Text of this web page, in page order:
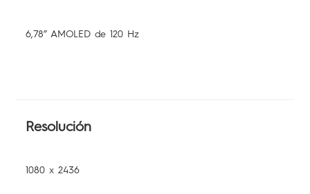
6,78” AMOLED de 120 Hz
Resolución
1080 x 2436